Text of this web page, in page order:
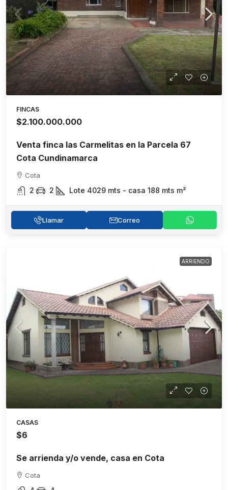
FINCAS
$2.100.000.000
Venta finca las Carmelitas en la Parcela 67
Cota Cundinamarca
Cota
2 2 Lote 4029 mts - casa 188 mts m²
Llamar Correo
ARRIENDO
CASAS
$6
Se arrienda y/o vende, casa en Cota
Cota